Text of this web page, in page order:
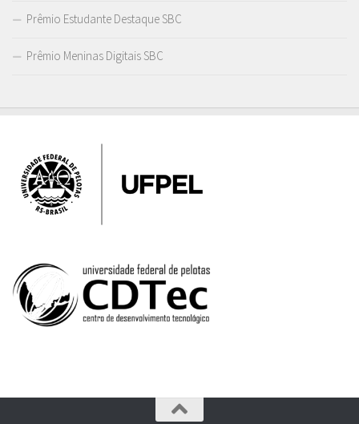
Prêmio Estudante Destaque SBC
Prêmio Meninas Digitais SBC